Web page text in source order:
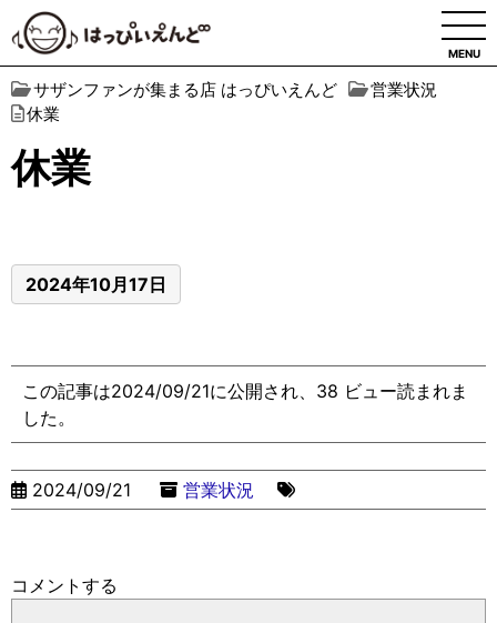
MENU
サザンファンが集まる店 はっぴいえんど
営業状況
休業
休業
2024年10月17日
この記事は2024/09/21に公開され、38 ビュー読まれま
した。
2024/09/21 営業状況
コメントする